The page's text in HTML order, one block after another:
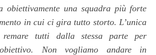
obiettivamente una squadra più forte
in cui ci gira tutto storto. L’unica
tutti dalla stessa parte per
Non vogliamo andare in